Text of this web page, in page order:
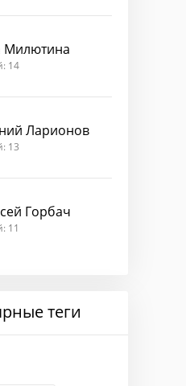
Милютина
14
Ларионов
13
Горбач
11
теги